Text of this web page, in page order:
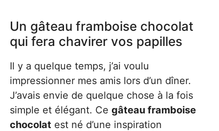
Un gâteau framboise chocolat
qui fera chavirer vos papilles
Il y a quelque temps, j’ai voulu
impressionner mes amis lors d’un dîner.
J’avais envie de quelque chose à la fois
simple et élégant. Ce gâteau framboise
chocolat est né d’une inspiration